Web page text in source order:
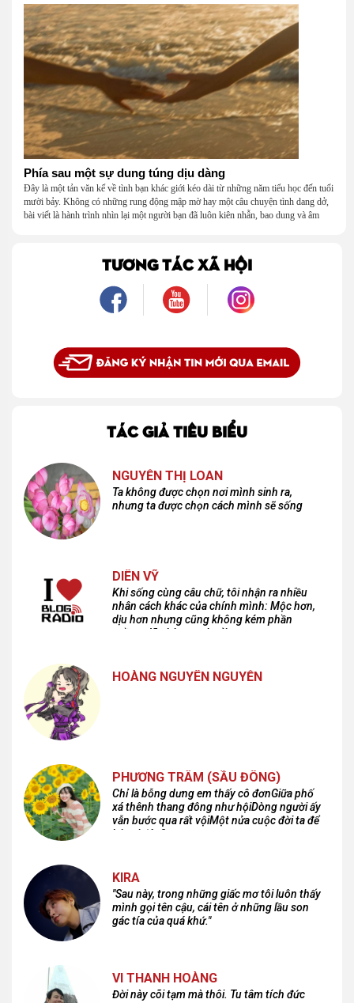
Phía sau một sự dung túng dịu dàng
Đây là một tản văn kể về tình bạn khác giới kéo dài từ những năm tiểu học đến tuổi
mười bảy. Không có những rung động mập mờ hay một câu chuyện tình dang dở,
bài viết là hành trình nhìn lại một người bạn đã luôn kiên nhẫn, bao dung và âm
là một mối tình, mà là một người luôn cho tôi quyền được là chính mình.
TƯƠNG TÁC XÃ HỘI
TÁC GIẢ TIÊU BIỂU
NGUYỄN THỊ LOAN
Ta không được chọn nơi mình sinh ra,
nhưng ta được chọn cách mình sẽ sống
DIÊN VỸ
Khi sống cùng câu chữ, tôi nhận ra nhiều
nhân cách khác của chính mình: Mộc hơn,
dịu hơn nhưng cũng không kém phần
cuồng dã và hoang hoải...
HOÀNG NGUYÊN NGUYỄN
PHƯƠNG TRÂM (SẦU ĐÔNG)
Chỉ là bỗng dưng em thấy cô đơnGiữa phố
xá thênh thang đông như hộiDòng người ấy
vẫn bước qua rất vộiMột nửa cuộc đời ta để
lại nơi đâu?
KIRA
"Sau này, trong những giấc mơ tôi luôn thấy
mình gọi tên cậu, cái tên ở những lầu son
gác tía của quá khứ."
VI THANH HOÀNG
Đời này cõi tạm mà thôi. Tu tâm tích đức